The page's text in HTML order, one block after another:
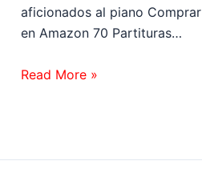
aficionados al piano Comprar
en Amazon 70 Partituras…
Read More »